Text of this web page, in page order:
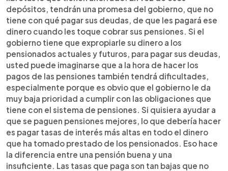
depósitos, tendrán una promesa del gobierno, que no
tiene con qué pagar sus deudas, de que les pagará ese
dinero cuando les toque cobrar sus pensiones. Si el
gobierno tiene que expropiarle su dinero a los
pensionados actuales y futuros, para pagar sus deudas,
usted puede imaginarse que a la hora de hacer los
pagos de las pensiones también tendrá dificultades,
especialmente porque es obvio que el gobierno le da
muy baja prioridad a cumplir con las obligaciones que
tiene con el sistema de pensiones. Si quisiera ayudar a
que se paguen pensiones mejores, lo que debería hacer
es pagar tasas de interés más altas en todo el dinero
que ha tomado prestado de los pensionados. Eso hace
la diferencia entre una pensión buena y una
insuficiente. Las tasas que paga son tan bajas que no